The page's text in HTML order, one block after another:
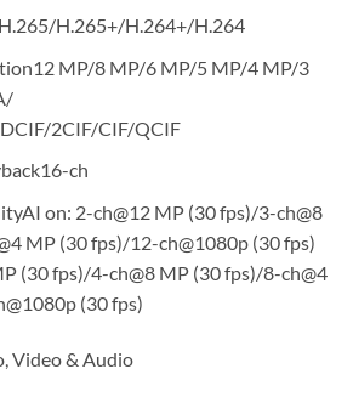
H.265+/H.264+/H.264
MP/8 MP/6 MP/5 MP/4 MP/3
2CIF/CIF/QCIF
ch
on: 2-ch@12 MP (30 fps)/3-ch@8
MP (30 fps)/12-ch@1080p (30 fps)
(30 fps)/4-ch@8 MP (30 fps)/8-ch@4
(30 fps)
Video & Audio